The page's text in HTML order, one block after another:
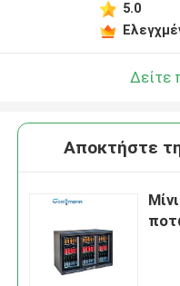
5.0
Δείτε
Αποκτήστε